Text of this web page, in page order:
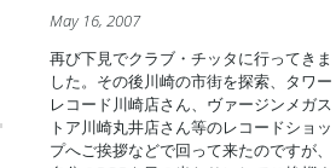
May 16, 2007
再び下見でクラブ・チッタに行ってきま
した。その後川崎の市街を探索、タワー
レコード川崎店さん、ヴァージンメガス
トア川崎丸井店さん等のレコードショッ
プへご挨拶などで回って来たのですが、